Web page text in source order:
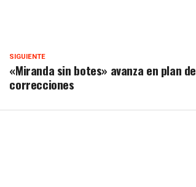
SIGUIENTE
«Miranda sin botes» avanza en plan de
correcciones